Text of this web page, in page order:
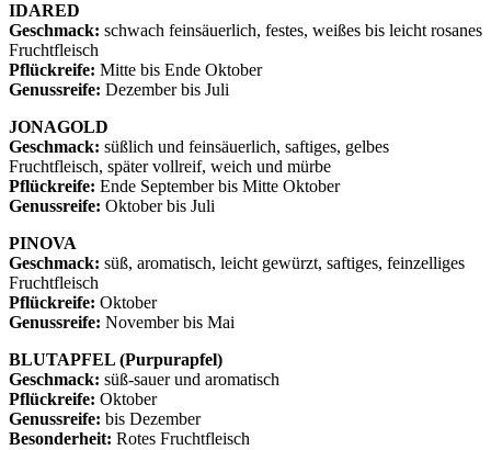
IDARED
Geschmack: schwach feinsäuerlich, festes, weißes bis leicht rosanes
Fruchtfleisch
Pflückreife: Mitte bis Ende Oktober
Genussreife: Dezember bis Juli
JONAGOLD
Geschmack: süßlich und feinsäuerlich, saftiges, gelbes
Fruchtfleisch, später vollreif, weich und mürbe
Pflückreife: Ende September bis Mitte Oktober
Genussreife: Oktober bis Juli
PINOVA
Geschmack: süß, aromatisch, leicht gewürzt, saftiges, feinzelliges
Fruchtfleisch
Pflückreife: Oktober
Genussreife: November bis Mai
BLUTAPFEL (Purpurapfel)
Geschmack: süß-sauer und aromatisch
Pflückreife: Oktober
Genussreife: bis Dezember
Besonderheit: Rotes Fruchtfleisch